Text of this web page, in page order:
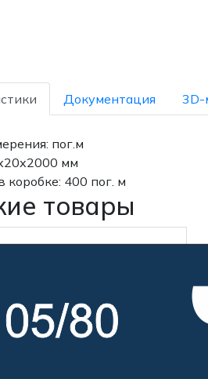
Документация
3D-
пог.м
мм
коробке: 400 пог. м
товары